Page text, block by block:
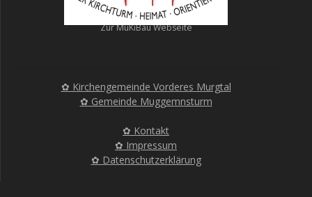
Zur MuKiBau Webseite
✿ Kirchengemeinde Vorderes Murgtal
✿ Gemeinde Muggemnsturm
✿ Kontakt
✿ Impressum
✿ Datenschutzerklärung